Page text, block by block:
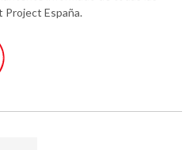
Project España.